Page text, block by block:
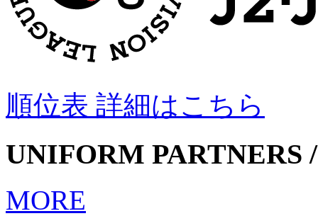
順位表 詳細はこちら
UNIFORM PARTNERS
MORE